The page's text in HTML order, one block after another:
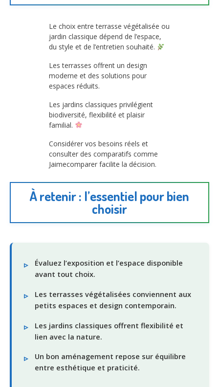
Le choix entre terrasse végétalisée ou
jardin classique dépend de l’espace,
du style et de l’entretien souhaité.
Les terrasses offrent un design
moderne et des solutions pour
espaces réduits.
Les jardins classiques privilégient
biodiversité, flexibilité et plaisir
familial.
Considérer vos besoins réels et
consulter des comparatifs comme
Jaimecomparer facilite la décision.
À retenir : l’essentiel pour bien
choisir
Évaluez l’exposition et l’espace disponible
avant tout choix.
Les terrasses végétalisées conviennent aux
petits espaces et design contemporain.
Les jardins classiques offrent flexibilité et
lien avec la nature.
Un bon aménagement repose sur équilibre
entre esthétique et praticité.